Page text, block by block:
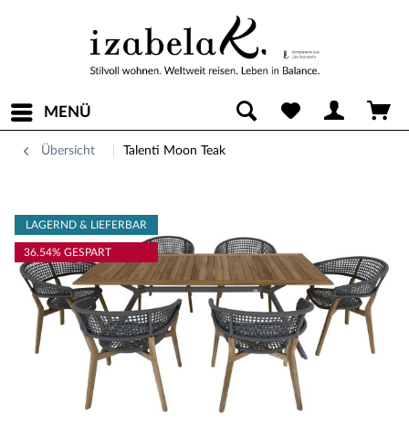
MENÜ
Übersicht Talenti Moon Teak
LAGERND & LIEFERBAR
36.54% GESPART